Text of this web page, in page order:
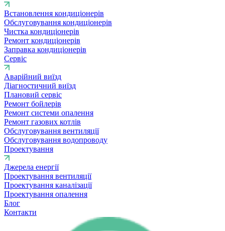
Встановлення кондиціонерів
Обслуговування кондиціонерів
Чистка кондиціонерів
Ремонт кондиціонерів
Заправка кондиціонерів
Сервіс
Аварійний виїзд
Діагностичний виїзд
Плановий сервіс
Ремонт бойлерів
Ремонт системи опалення
Ремонт газових котлів
Обслуговування вентиляції
Обслуговування водопроводу
Проектування
Джерела енергії
Проектування вентиляції
Проектування каналізації
Проектування опалення
Блог
Контакти